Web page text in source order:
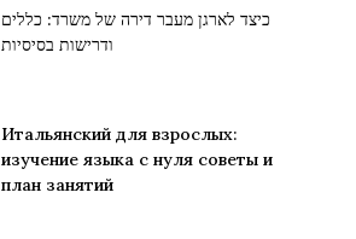
כיצד לארגן מעבר דירה של משרד: כללים
ודרישות בסיסיות
Итальянский для взрослых:
изучение языка с нуля советы и
план занятий